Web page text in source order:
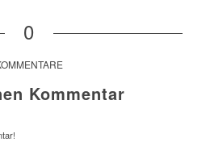
0
Kommentar